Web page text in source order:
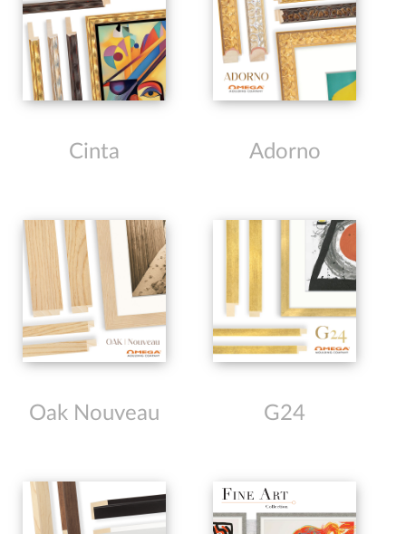
Cinta Adorno
Oak Nouveau G24